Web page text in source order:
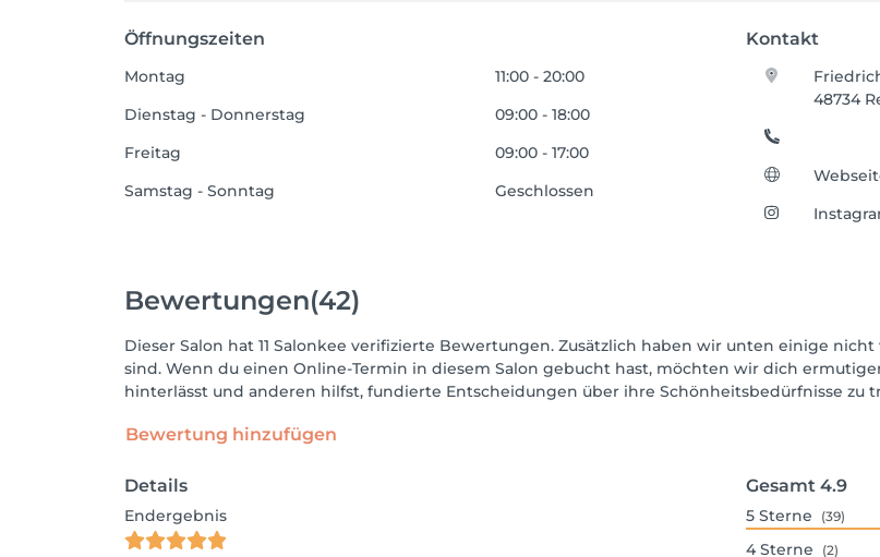
Öffnungszeiten Kontakt
Montag
11:00 - 20:00
Dienstag - Donnerstag
09:00 - 18:00
Freitag
09:00 - 17:00
Samstag - Sonntag
Geschlossen
48734
Bewertungen(42)
Dieser Salon hat 11 Salonkee verifizierte Bewertungen. Zusätzlich haben wir unten einige
sind. Wenn du einen Online-Termin in diesem Salon gebucht hast, möchten wir dich
hinterlässt und anderen hilfst, fundierte Entscheidungen über ihre Schönheitsbedürfnisse zu
Bewertung hinzufügen
Details
Endergebnis
Gesamt 4.9
5 Sterne (39)
4 Sterne (2)